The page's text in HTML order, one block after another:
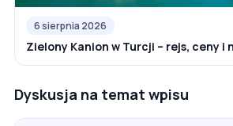
6 sierpnia 2026
Zielony Kanion w Turcji – rejs, ceny i
Dyskusja na temat wpisu